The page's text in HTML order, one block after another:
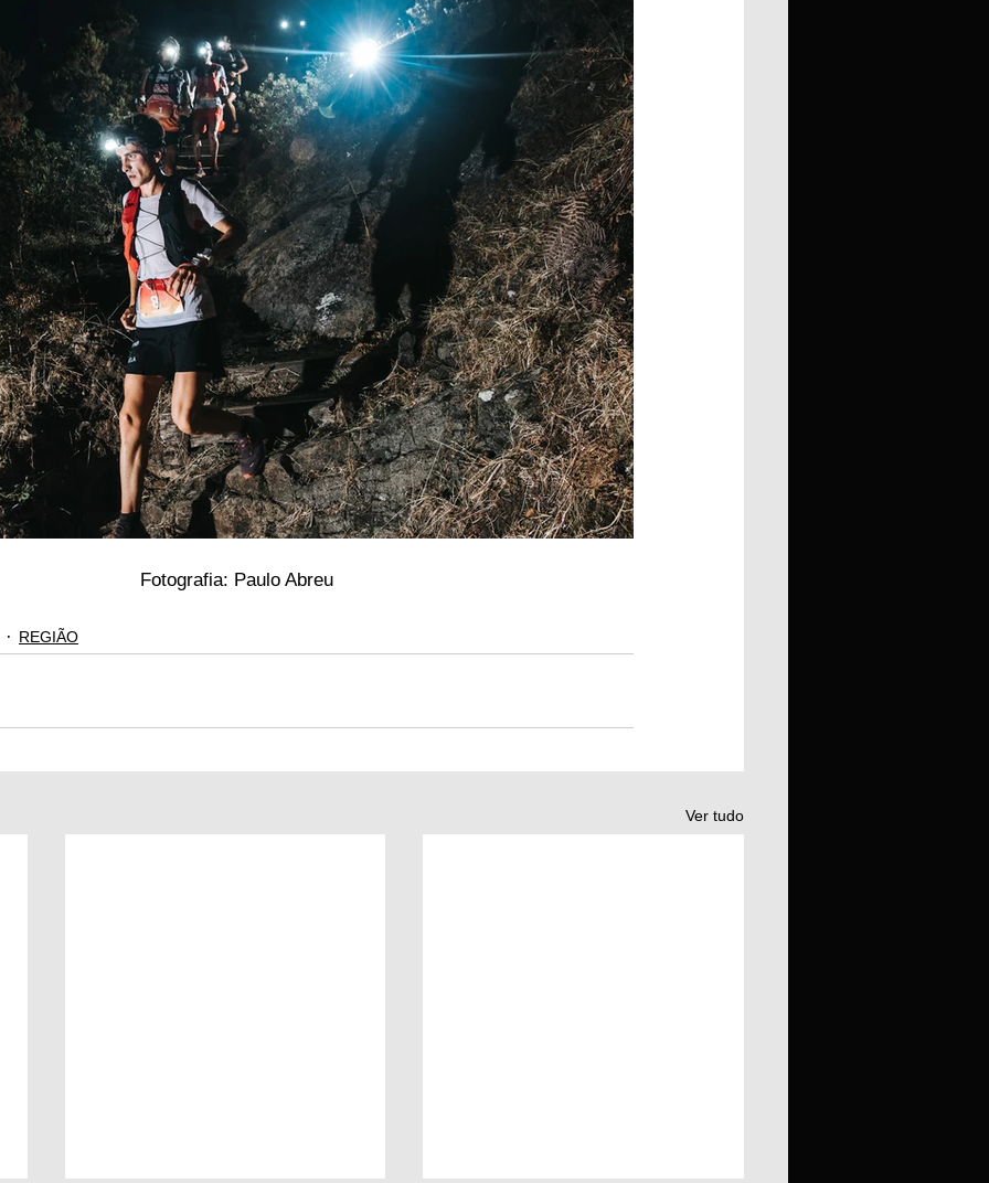
    Fotografia: Paulo Abreu
REGIÃO
Ver tudo